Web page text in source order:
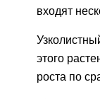
входят
этого
роста по